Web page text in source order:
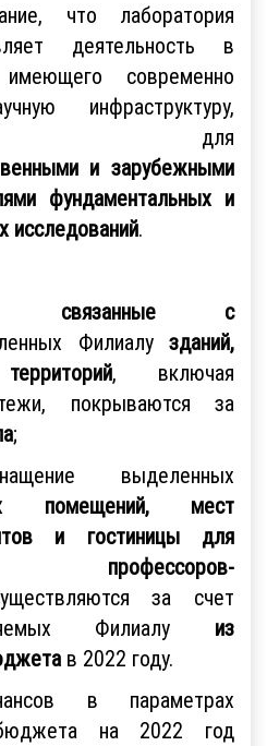
что лаборатория
деятельность в
современно
инфраструктуру,
для
и зарубежными
фундаментальных и
исследований.
связанные с
Филиалузданий,
, включая
покрываются за
;
выделенных
помещений, мест
и гостиницы для
профессоров-
за счет
Филиалу из
в 2022 году.
в параметрах
бюджета на 2022 год